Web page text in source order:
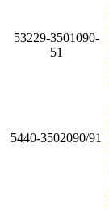
53229-3501090-
51
5440-3502090/91